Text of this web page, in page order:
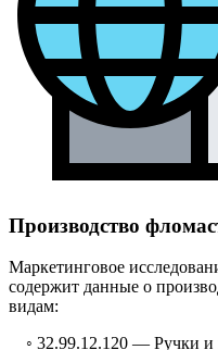
Производство
Маркетинговое
содержит данные о
видам:
◦ 32.99.12.120 — Ручки и